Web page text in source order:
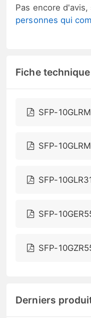
Pas encore
personnes qui
Fiche technique
SFP-
SFP-
SFP-
SFP-
SFP-
Derniers